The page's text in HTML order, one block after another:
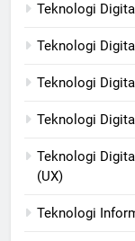
Teknologi Digital
Teknologi
Teknologi
Teknologi
Teknologi
(UX)
Teknologi